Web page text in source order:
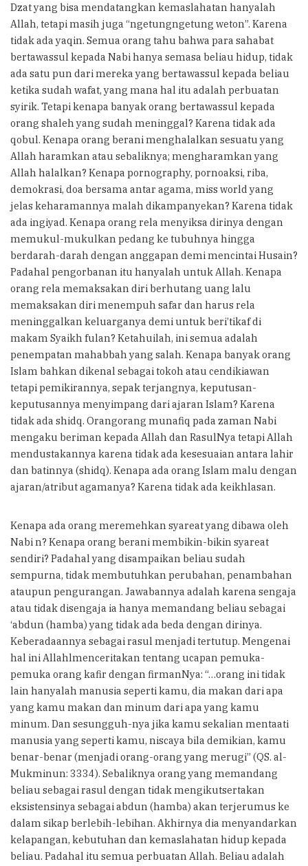
Dzat yang bisa mendatangkan kemaslahatan hanyalah
Allah, tetapi masih juga “ngetungngetung weton”. Karena
tidak ada yaqin. Semua orang tahu bahwa para sahabat
bertawassul kepada Nabi hanya semasa beliau hidup, tidak
ada satu pun dari mereka yang bertawassul kepada beliau
ketika sudah wafat, yang mana hal itu adalah perbuatan
syirik. Tetapi kenapa banyak orang bertawassul kepada
orang shaleh yang sudah meninggal? Karena tidak ada
qobul. Kenapa orang berani menghalalkan sesuatu yang
Allah haramkan atau sebaliknya; mengharamkan yang
Allah halalkan? Kenapa pornography, pornoaksi, riba,
demokrasi, doa bersama antar agama, miss world yang
jelas keharamannya malah dikampanyekan? Karena tidak
ada ingiyad. Kenapa orang rela menyiksa dirinya dengan
memukul-mukulkan pedang ke tubuhnya hingga
berdarah-darah dengan anggapan demi mencintai Husain?
Padahal pengorbanan itu hanyalah untuk Allah. Kenapa
orang rela memaksakan diri berhutang uang lalu
memaksakan diri menempuh safar dan harus rela
meninggalkan keluarganya demi untuk beri’tikaf di
makam Syaikh fulan? Ketahuilah, ini semua adalah
penempatan mahabbah yang salah. Kenapa banyak orang
Islam bahkan dikenal sebagai tokoh atau cendikiawan
tetapi pemikirannya, sepak terjangnya, keputusan-
keputusannya menyimpang dari ajaran Islam? Karena
tidak ada shidq. Orangorang munafiq pada zaman Nabi
mengaku beriman kepada Allah dan RasulNya tetapi Allah
mendustakannya karena tidak ada kesesuaian antara lahir
dan batinnya (shidq). Kenapa ada orang Islam malu dengan
ajaran/atribut agamanya? Karena tidak ada keikhlasan.
Kenapa ada orang meremehkan syareat yang dibawa oleh
Nabi n? Kenapa orang berani membikin-bikin syareat
sendiri? Padahal yang disampaikan beliau sudah
sempurna, tidak membutuhkan perubahan, penambahan
ataupun pengurangan. Jawabannya adalah karena sengaja
atau tidak disengaja ia hanya memandang beliau sebagai
‘abdun (hamba) yang tidak ada beda dengan dirinya.
Keberadaannya sebagai rasul menjadi tertutup. Mengenai
hal ini Allahlmenceritakan tentang ucapan pemuka-
pemuka orang kafir dengan firmanNya: “…orang ini tidak
lain hanyalah manusia seperti kamu, dia makan dari apa
yang kamu makan dan minum dari apa yang kamu
minum. Dan sesungguh-nya jika kamu sekalian mentaati
manusia yang seperti kamu, niscaya bila demikian, kamu
benar-benar (menjadi orang-orang yang merugi” (QS. al-
Mukminun: 3334). Sebaliknya orang yang memandang
beliau sebagai rasul dengan tidak mengikutsertakan
eksistensinya sebagai abdun (hamba) akan terjerumus ke
dalam sikap berlebih-lebihan. Akhirnya dia menyandarkan
kelapangan, kebutuhan dan kemaslahatan hidup kepada
beliau. Padahal itu semua perbuatan Allah. Beliau adalah